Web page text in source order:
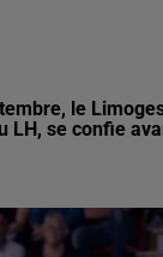
le
LH, se confie